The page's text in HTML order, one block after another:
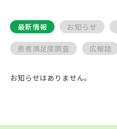
最新情報 お知らせ
患者満足度調査 広報誌
お知らせはありません。